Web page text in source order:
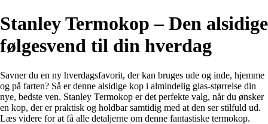
Stanley Termokop – Den alsidige
følgesvend til din hverdag
Savner du en ny hverdagsfavorit, der kan bruges ude og inde, hjemme
og på farten? Så er denne alsidige kop i almindelig glas-størrelse din
nye, bedste ven. Stanley Termokop er det perfekte valg, når du ønsker
en kop, der er praktisk og holdbar samtidig med at den ser stilfuld ud.
Læs videre for at få alle detaljerne om denne fantastiske termokop.